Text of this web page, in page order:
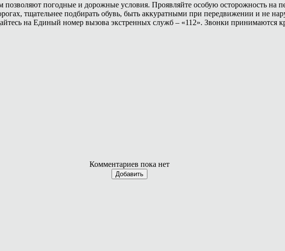
погодные и дорожные условия. Проявляйте особую осторожность на
тщательнее подбирать обувь, быть аккуратными при передвижении и не
на Единый номер вызова экстренных служб – «112». Звонки принимаются
Комментариев пока нет
Добавить